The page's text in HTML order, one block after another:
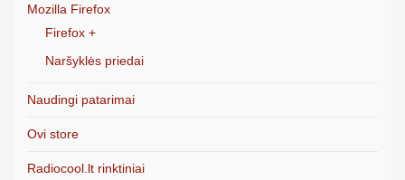
Mozilla Firefox
Firefox +
Naršyklės priedai
Naudingi patarimai
Ovi store
Radiocool.lt rinktiniai